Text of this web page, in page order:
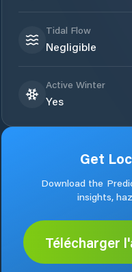
Tidal Flow
Negligible
Active Winter
Yes
Get
Download the
insights,
Télécharger